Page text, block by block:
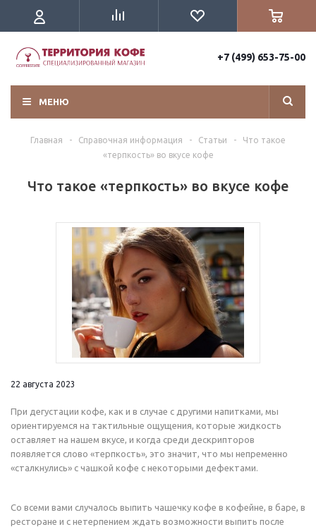
+7 (499) 653-75-00
МЕНЮ
Главная - Справочная информация - Статьи -
Что такое
«терпкость» во вкусе кофе
Что такое «терпкость» во вкусе кофе
22 августа 2023
При дегустации кофе, как и в случае с другими напитками, мы
ориентируемся на тактильные ощущения, которые жидкость
оставляет на нашем вкусе, и когда среди дескрипторов
появляется слово «терпкость», это значит, что мы непременно
«сталкнулись» с чашкой кофе с некоторыми дефектами.
Со всеми вами случалось выпить чашечку кофе в кофейне, в баре, в
ресторане и с нетерпением ждать возможности выпить после